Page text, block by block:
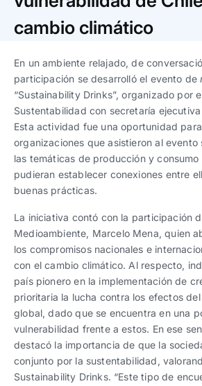
Trabaja con nosotros
Ver todas
Español English
Ver todas
Español English
Español|English
Español|English
cambio climático
En un ambiente relajado, de
participación se desarrolló el evento de
“Sustainability Drinks”, organizado por
Sustentabilidad con secretaría
Esta actividad fue una oportunidad
organizaciones que asistieron al evento
las temáticas de producción y consumo
pudieran establecer conexiones entre
buenas prácticas.
La iniciativa contó con la participación
Medioambiente, Marcelo Mena, quien
los compromisos nacionales e
con el cambio climático. Al respecto,
país pionero en la implementación de
prioritaria la lucha contra los efectos
global, dado que se encuentra en una
vulnerabilidad frente a estos. En ese
destacó la importancia de que la
conjunto por la sustentabilidad,
Sustainability Drinks. “Este tipo de